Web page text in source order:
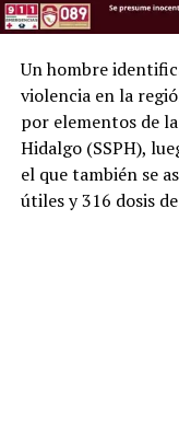
Un hombre
violencia en la
por elementos de
Hidalgo (SSPH),
el que también se
útiles y 316 dosis